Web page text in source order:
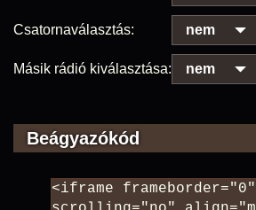
Csatornaválasztás: nem
Másik rádió kiválasztása: nem
Beágyazókód